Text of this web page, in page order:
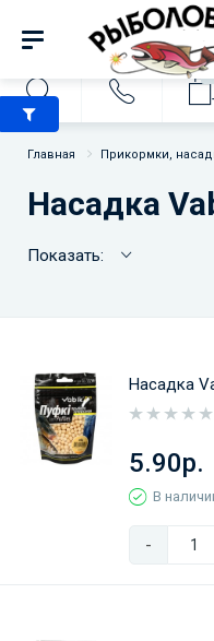
Главная Прикормки,
Насадка
Показать:
Насадка
5.90р.
В
-